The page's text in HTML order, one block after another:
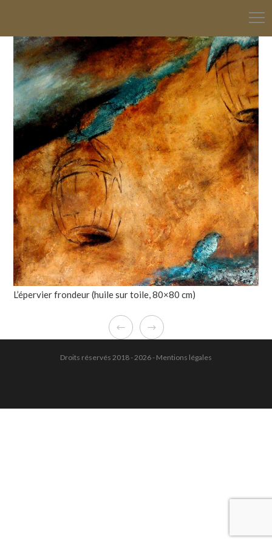
L’épervier frondeur (huile sur toile, 80×80 cm)
Droits réservés 2018 - 2026 - Mentions légales